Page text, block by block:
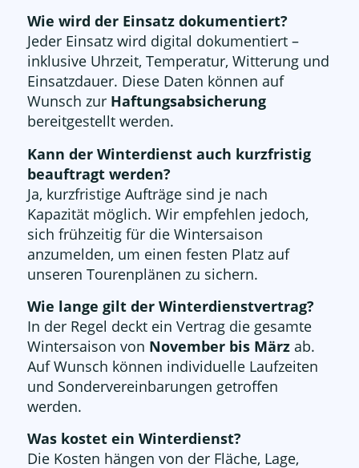
Wie wird der Einsatz dokumentiert?
Jeder Einsatz wird digital dokumentiert –
inklusive Uhrzeit, Temperatur, Witterung und
Einsatzdauer. Diese Daten können auf
Wunsch zur Haftungsabsicherung
bereitgestellt werden.
Kann der Winterdienst auch kurzfristig
beauftragt werden?
Ja, kurzfristige Aufträge sind je nach
Kapazität möglich. Wir empfehlen jedoch,
sich frühzeitig für die Wintersaison
anzumelden, um einen festen Platz auf
unseren Tourenplänen zu sichern.
Wie lange gilt der Winterdienstvertrag?
In der Regel deckt ein Vertrag die gesamte
Wintersaison von November bis Märzab.
Auf Wunsch können individuelle Laufzeiten
und Sondervereinbarungen getroffen
werden.
Was kostet ein Winterdienst?
Die Kosten hängen von der Fläche, Lage,